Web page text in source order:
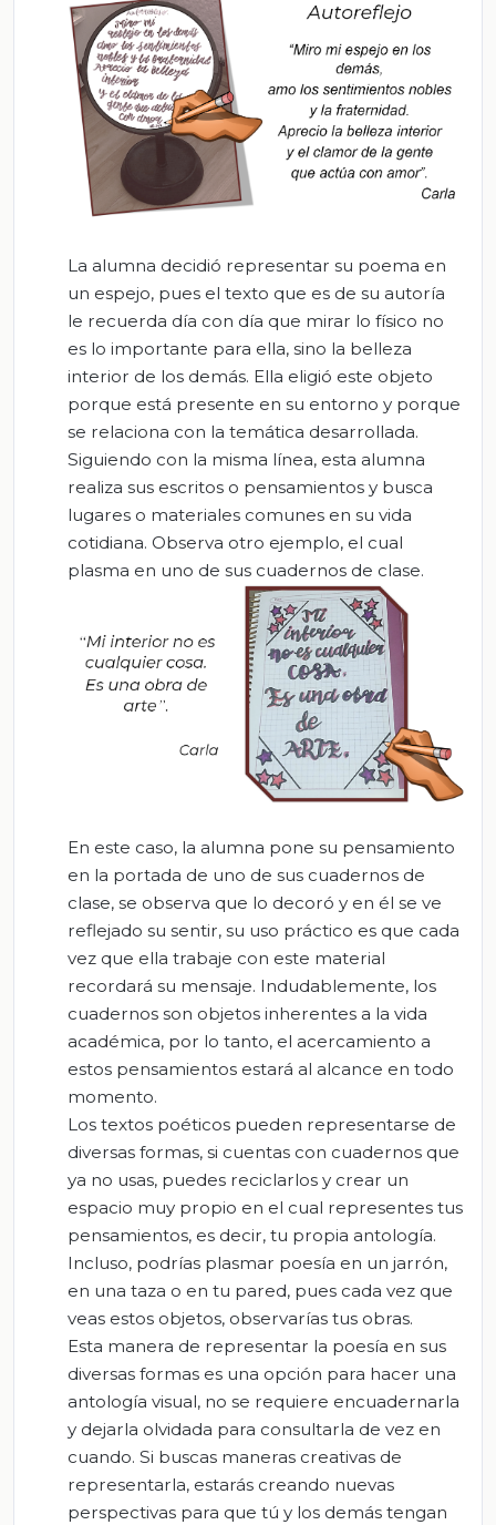
La alumna decidió representar su poema en
un espejo, pues el texto que es de su autoría
le recuerda día con día que mirar lo físico no
es lo importante para ella, sino la belleza
interior de los demás. Ella eligió este objeto
porque está presente en su entorno y porque
se relaciona con la temática desarrollada.
Siguiendo con la misma línea, esta alumna
realiza sus escritos o pensamientos y busca
lugares o materiales comunes en su vida
cotidiana. Observa otro ejemplo, el cual
plasma en uno de sus cuadernos de clase.
En este caso, la alumna pone su pensamiento
en la portada de uno de sus cuadernos de
clase, se observa que lo decoró y en él se ve
reflejado su sentir, su uso práctico es que cada
vez que ella trabaje con este material
recordará su mensaje. Indudablemente, los
cuadernos son objetos inherentes a la vida
académica, por lo tanto, el acercamiento a
estos pensamientos estará al alcance en todo
momento.
Los textos poéticos pueden representarse de
diversas formas, si cuentas con cuadernos que
ya no usas, puedes reciclarlos y crear un
espacio muy propio en el cual representes tus
pensamientos, es decir, tu propia antología.
Incluso, podrías plasmar poesía en un jarrón,
en una taza o en tu pared, pues cada vez que
veas estos objetos, observarías tus obras.
Esta manera de representar la poesía en sus
diversas formas es una opción para hacer una
antología visual, no se requiere encuadernarla
y dejarla olvidada para consultarla de vez en
cuando. Si buscas maneras creativas de
representarla, estarás creando nuevas
perspectivas para que tú y los demás tengan